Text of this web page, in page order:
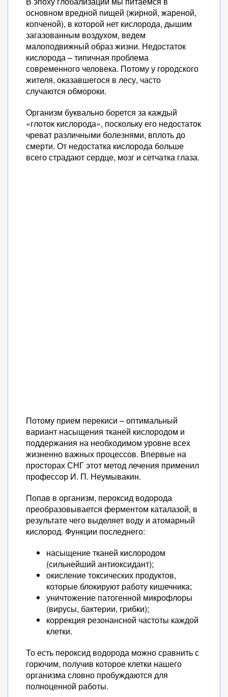
основном вредной пищей (жирной, жареной,
копченой), в которой нет кислорода, дышим
загазованным воздухом, ведем
малоподвижный образ жизни. Недостаток
кислорода – типичная проблема
современного человека. Потому у городского
жителя, оказавшегося в лесу, часто
случаются обмороки.
Организм буквально борется за каждый
«глоток кислорода», поскольку его недостаток
чреват различными болезнями, вплоть до
смерти. От недостатка кислорода больше
всего страдают сердце, мозг и сетчатка глаза.
Потому прием перекиси – оптимальный
вариант насыщения тканей кислородом и
поддержания на необходимом уровне всех
жизненно важных процессов. Впервые на
просторах СНГ этот метод лечения применил
профессор И. П. Неумывакин.
Попав в организм, пероксид водорода
преобразовывается ферментом каталазой, в
результате чего выделяет воду и атомарный
кислород. Функции последнего:
насыщение тканей кислородом
(сильнейший антиоксидант);
окисление токсических продуктов,
которые блокируют работу кишечника;
уничтожение патогенной микрофлоры
(вирусы, бактерии, грибки);
коррекция резонансной частоты каждой
клетки.
То есть пероксид водорода можно сравнить с
горючим, получив которое клетки нашего
организма словно пробуждаются для
полноценной работы.